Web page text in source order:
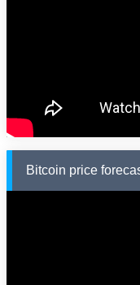
Bitcoin price